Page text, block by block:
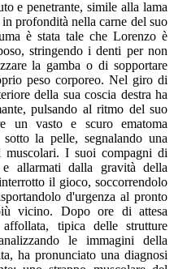
e penetrante, simile alla lama
profondità nella carne del suo
è stata tale che Lorenzo è
stringendo i denti per non
la gamba o di sopportare
peso corporeo. Nel giro di
della sua coscia destra ha
pulsando al ritmo del suo
un vasto e scuro ematoma
la pelle, segnalando una
muscolari. I suoi compagni di
e allarmati dalla gravità della
il gioco, soccorrendolo
d'urgenza al pronto
vicino. Dopo ore di attesa
tipica delle strutture
le immagini della
ha pronunciato una diagnosi